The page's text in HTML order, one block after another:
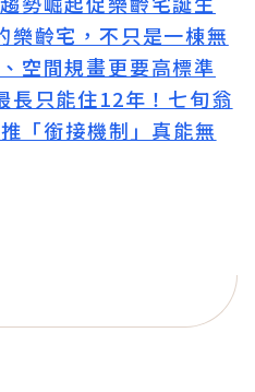
樂齡宅，不只是一棟無
空間規畫更要高標準
長只能住12年！七旬翁
「銜接機制」真能無